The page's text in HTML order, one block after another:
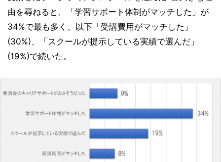
由を尋ねると、「学習サポート体制がマッチした」が
34%で最も多く、以下「受講費用がマッチした」
(30%)、「スクールが提示している実績で選んだ」
(19%)で続いた。